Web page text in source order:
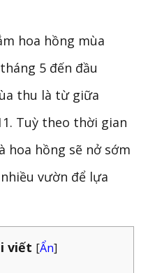
hoa hồng mùa
5 đến đầu
thu là từ giữa
Tuỳ theo thời gian
hoa hồng sẽ nở sớm
vườn để lựa
viết [Ẩn]